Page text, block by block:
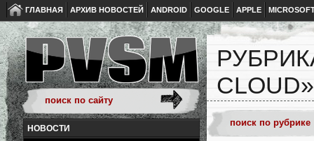
ГЛАВНАЯ АРХИВ НОВОСТЕЙ ANDROID GOOGLE APPLE
НОВОСТИ
CLOUD»